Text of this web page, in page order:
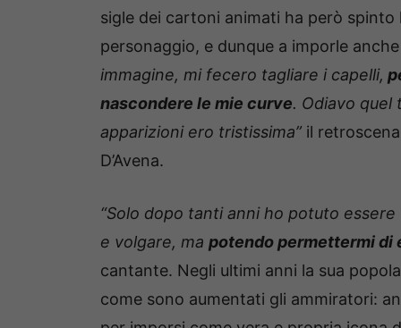
sigle dei cartoni animati ha però
personaggio, e dunque a imporle
immagine, mi fecero tagliare i capelli,
nascondere le mie curve. Odiavo quel
apparizioni ero tristissima” il
D’Avena.
“Solo dopo tanti anni ho potuto
e volgare, ma potendo permettermi di
cantante. Negli ultimi anni la sua
come sono aumentati gli ammiratori: